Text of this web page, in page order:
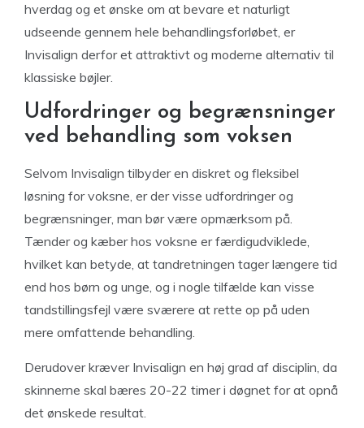
hverdag og et ønske om at bevare et naturligt
udseende gennem hele behandlingsforløbet, er
Invisalign derfor et attraktivt og moderne alternativ til
klassiske bøjler.
Udfordringer og begrænsninger
ved behandling som voksen
Selvom Invisalign tilbyder en diskret og fleksibel
løsning for voksne, er der visse udfordringer og
begrænsninger, man bør være opmærksom på.
Tænder og kæber hos voksne er færdigudviklede,
hvilket kan betyde, at tandretningen tager længere tid
end hos børn og unge, og i nogle tilfælde kan visse
tandstillingsfejl være sværere at rette op på uden
mere omfattende behandling.
Derudover kræver Invisalign en høj grad af disciplin, da
skinnerne skal bæres 20-22 timer i døgnet for at opnå
det ønskede resultat.